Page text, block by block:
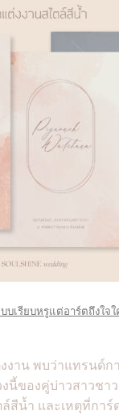
เรียบหรูแต่อาร์ตถึงใจใ
งาน พบว่าแทรนด์ก
นี้ของคู่บ่าวสาวชาว
สีน้ำ และเหตุที่การ์